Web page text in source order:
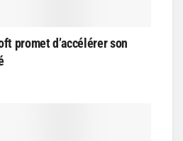
promet d’accélérer son